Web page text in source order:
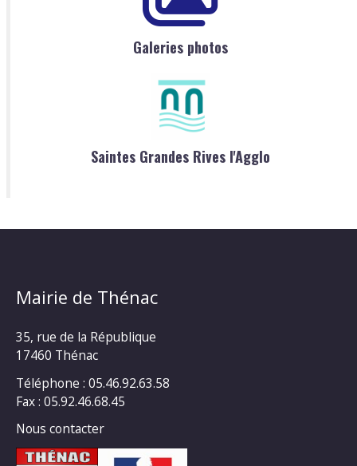
Galeries photos
Saintes Grandes Rives l'Agglo
Mairie de Thénac
35, rue de la République
17460 Thénac
Téléphone : 05.46.92.63.58
Fax : 05.92.46.68.45
Nous contacter